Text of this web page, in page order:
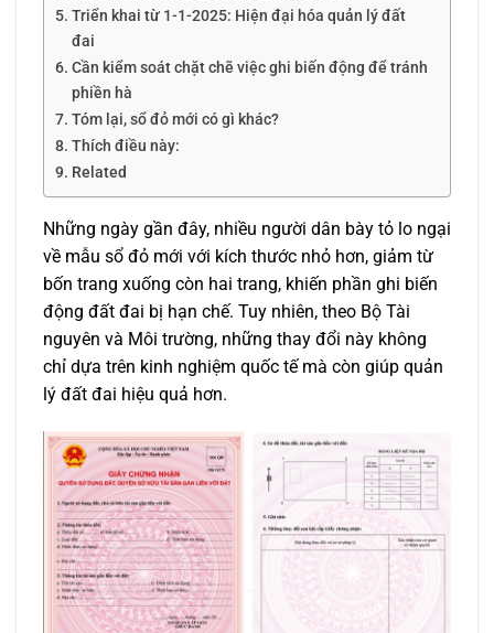
Triển khai từ 1-1-2025: Hiện đại hóa quản lý đất
đai
Cần kiểm soát chặt chẽ việc ghi biến động để tránh
phiền hà
Tóm lại, sổ đỏ mới có gì khác?
Thích điều này:
Related
Những ngày gần đây, nhiều người dân bày tỏ lo ngại
về mẫu sổ đỏ mới với kích thước nhỏ hơn, giảm từ
bốn trang xuống còn hai trang, khiến phần ghi biến
động đất đai bị hạn chế. Tuy nhiên, theo Bộ Tài
nguyên và Môi trường, những thay đổi này không
chỉ dựa trên kinh nghiệm quốc tế mà còn giúp quản
lý đất đai hiệu quả hơn.